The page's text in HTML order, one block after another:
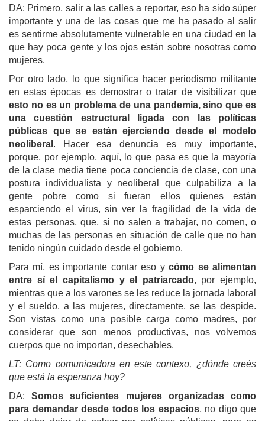
DA: Primero, salir a las calles a reportar, eso ha sido súper
importante y una de las cosas que me ha pasado al salir
es sentirme absolutamente vulnerable en una ciudad en la
que hay poca gente y los ojos están sobre nosotras como
mujeres.
Por otro lado, lo que significa hacer periodismo militante
en estas épocas es demostrar o tratar de visibilizar que
esto no es un problema de una pandemia, sino que es
una cuestión estructural ligada con las políticas
públicas que se están ejerciendo desde el modelo
neoliberal . Hacer esa denuncia es muy importante,
porque, por ejemplo, aquí, lo que pasa es que la mayoría
de la clase media tiene poca conciencia de clase, con una
postura individualista y neoliberal que culpabiliza a la
gente pobre como si fueran ellos quienes están
esparciendo el virus, sin ver la fragilidad de la vida de
estas personas, que, si no salen a trabajar, no comen, o
muchas de las personas en situación de calle que no han
tenido ningún cuidado desde el gobierno.
Para mí, es importante contar eso ycómo se alimentan
entre sí el capitalismo y el patriarcado, por ejemplo,
mientras que a los varones se les reduce la jornada laboral
y el sueldo, a las mujeres, directamente, se las despide.
Son vistas como una posible carga como madres, por
considerar que son menos productivas, nos volvemos
cuerpos que no importan, desechables.
LT: Como comunicadora en este contexo, ¿dónde creés
que está la esperanza hoy?
DA:Somos suficientes mujeres organizadas como
para demandar desde todos los espacios, no digo que